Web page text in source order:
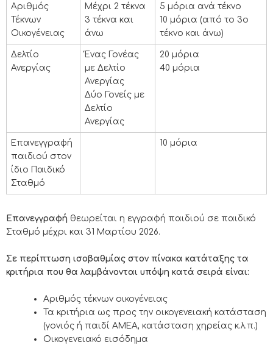
Αριθμός
Τέκνων
Οικογένειας
Μέχρι 2 τέκνα
3 τέκνα και
άνω
5 μόρια ανά τέκνο
10 μόρια (από το 3ο
τέκνο και άνω)
Δελτίο
Ανεργίας
Ένας Γονέας
με Δελτίο
Ανεργίας
Δύο Γονείς με
Δελτίο
Ανεργίας
20 μόρια
40 μόρια
Επανεγγραφή
παιδιού στον
ίδιο Παιδικό
Σταθμό
10 μόρια
Επανεγγραφή θεωρείται η εγγραφή παιδιού σε παιδικό
Σταθμό μέχρι και 31 Μαρτίου 2026.
Σε περίπτωση ισοβαθμίας στον πίνακα κατάταξης τα
κριτήρια που θα λαμβάνονται υπόψη κατά σειρά είναι:
Αριθμός τέκνων οικογένειας
Τα κριτήρια ως προς την οικογενειακή κατάσταση
(γονιός ή παιδί ΑΜΕΑ, κατάσταση χηρείας κ.λ.π.)
Οικογενειακό εισόδημα